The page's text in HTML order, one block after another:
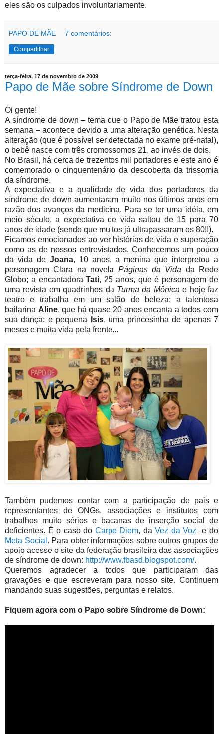
eles são os culpados involuntariamente.
PAPO DE MÃE 7 comentários:
Compartilhar
terça-feira, 17 de novembro de 2009
Papo de Mãe sobre Síndrome de Down
Oi gente!
A síndrome de down – tema que o Papo de Mãe tratou esta
semana – acontece devido a uma alteração genética. Nesta
alteração (que é possível ser detectada no exame pré-natal),
o bebê nasce com três cromossomos 21, ao invés de dois.
No Brasil, há cerca de trezentos mil portadores e este ano é
comemorado o cinquentenário da descoberta da trissomia
da síndrome.
A expectativa e a qualidade de vida dos portadores da
síndrome de down aumentaram muito nos últimos anos em
razão dos avanços da medicina. Para se ter uma idéia, em
meio século, a expectativa de vida saltou de 15 para 70
anos de idade (sendo que muitos já ultrapassaram os 80!!).
Ficamos emocionados ao ver histórias de vida e superação
como as de nossos entrevistados. Conhecemos um pouco
da vida de Joana, 10 anos, a menina que interpretou a
personagem Clara na novela Páginas da Vida da Rede
Globo; a encantadoraTati, 25 anos, que é personagem de
uma revista em quadrinhos da Turma da Mônica e hoje faz
teatro e trabalha em um salão de beleza; a talentosa
bailarina Aline, que há quase 20 anos encanta a todos com
sua dança; e pequena
Isis, uma princesinha de apenas 7
meses e muita vida pela frente...
Também pudemos contar com a participação de pais e
representantes de ONGs, associações e institutos com
trabalhos muito sérios e bacanas de inserção social de
deficientes. É o caso do Carpe Diem, daVez da Voz e do
Meta Social . Para obter informações sobre outros grupos de
apoio acesse o site da federação brasileira das associações
de síndrome de down: http://www.fbasd.blogspot.com/.
Queremos agradecer a todos que participaram das
gravações e que escreveram para nosso site. Continuem
mandando suas sugestões, perguntas e relatos.
Fiquem agora com o Papo sobre Síndrome de Down: